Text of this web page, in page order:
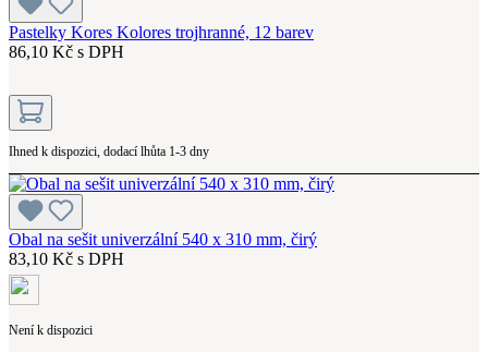
Pastelky Kores Kolores trojhranné, 12 barev
86,10 Kč s DPH
Ihned k dispozici, dodací lhůta 1-3 dny
Obal na sešit univerzální 540 x 310 mm, čirý
83,10 Kč s DPH
Není k dispozici